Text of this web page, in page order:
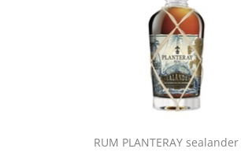
RUM PLANTERAY sealander